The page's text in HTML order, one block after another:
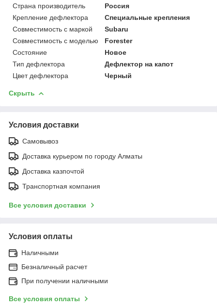
Страна производитель
Россия
Крепление дефлектора
Специальные крепления
Совместимость с маркой
Subaru
Совместимость с моделью
Forester
Состояние
Новое
Тип дефлектора
Дефлектор на капот
Цвет дефлектора
Черный
Скрыть
Условия доставки
Самовывоз
Доставка курьером по городу Алматы
Доставка казпочтой
Транспортная компания
Все условия доставки
Условия оплаты
Наличными
Безналичный расчет
При получении наличными
Все условия оплаты